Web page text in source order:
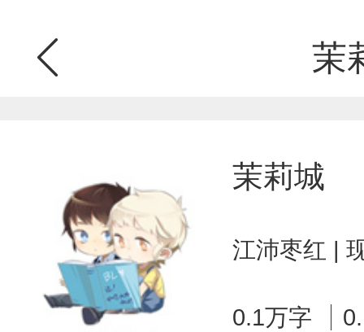
茉
茉莉城
江沛枣红 |
0.1万字